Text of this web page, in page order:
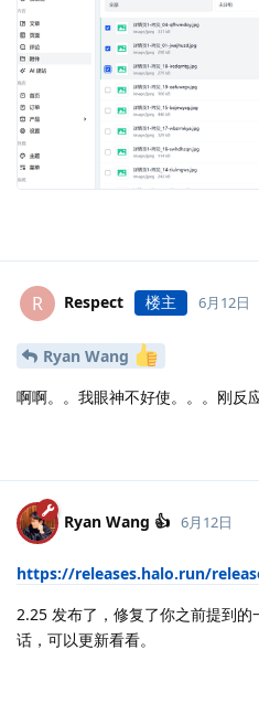
R Respect 楼主 6月12日
Ryan Wang
啊啊。。我眼神不好使。。。刚反
Ryan Wang 👍 6月12日
https://releases.halo.run/
2.25 发布了，修复了你之前提到
话，可以更新看看。